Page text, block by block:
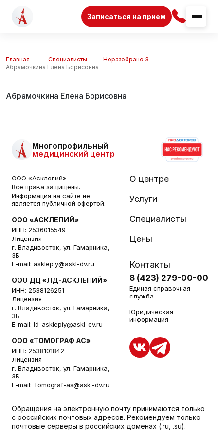
Записаться на прием
Главная Специалисты
Неразобрано 3
Абрамочкина Елена Борисовна
Абрамочкина Елена Борисовна
Многопрофильный
медицинский центр
ООО «Асклепий»
Все права защищены.
Информация на сайте не
является публичной офертой.
ООО «АСКЛЕПИЙ»
ИНН: 2536015549
Лицензия
г. Владивосток, ул. Гамарника,
3Б
E-mail: asklepiy@askl-dv.ru
ООО ДЦ «ЛД-АСКЛЕПИЙ»
ИНН: 2538126251
Лицензия
г. Владивосток, ул. Гамарника,
3Б
E-mail: ld-asklepiy@askl-dv.ru
ООО «ТОМОГРАФ АС»
ИНН: 2538101842
Лицензия
г. Владивосток, ул. Гамарника,
3Б
E-mail: Tomograf-as@askl-dv.ru
О центре
Услуги
Специалисты
Цены
Контакты
8 (423) 279-00-00
Единая справочная
служба
Юридическая
информация
Обращения на электронную почту принимаются только
с российских почтовых адресов. Рекомендуем только
почтовые серверы в российских доменах (.ru, .su).